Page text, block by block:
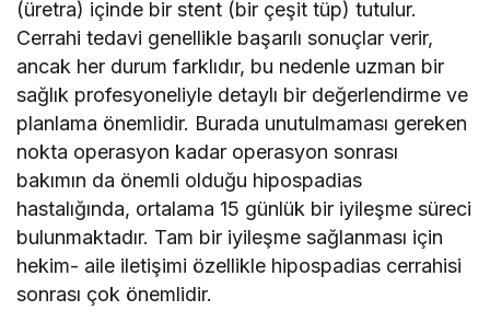
(üretra) içinde bir stent (bir çeşit tüp) tutulur.
Cerrahi tedavi genellikle başarılı sonuçlar verir,
ancak her durum farklıdır, bu nedenle uzman bir
sağlık profesyoneliyle detaylı bir değerlendirme ve
planlama önemlidir. Burada unutulmaması gereken
nokta operasyon kadar operasyon sonrası
bakımın da önemli olduğu hipospadias
hastalığında, ortalama 15 günlük bir iyileşme süreci
bulunmaktadır. Tam bir iyileşme sağlanması için
hekim- aile iletişimi özellikle hipospadias cerrahisi
sonrası çok önemlidir.